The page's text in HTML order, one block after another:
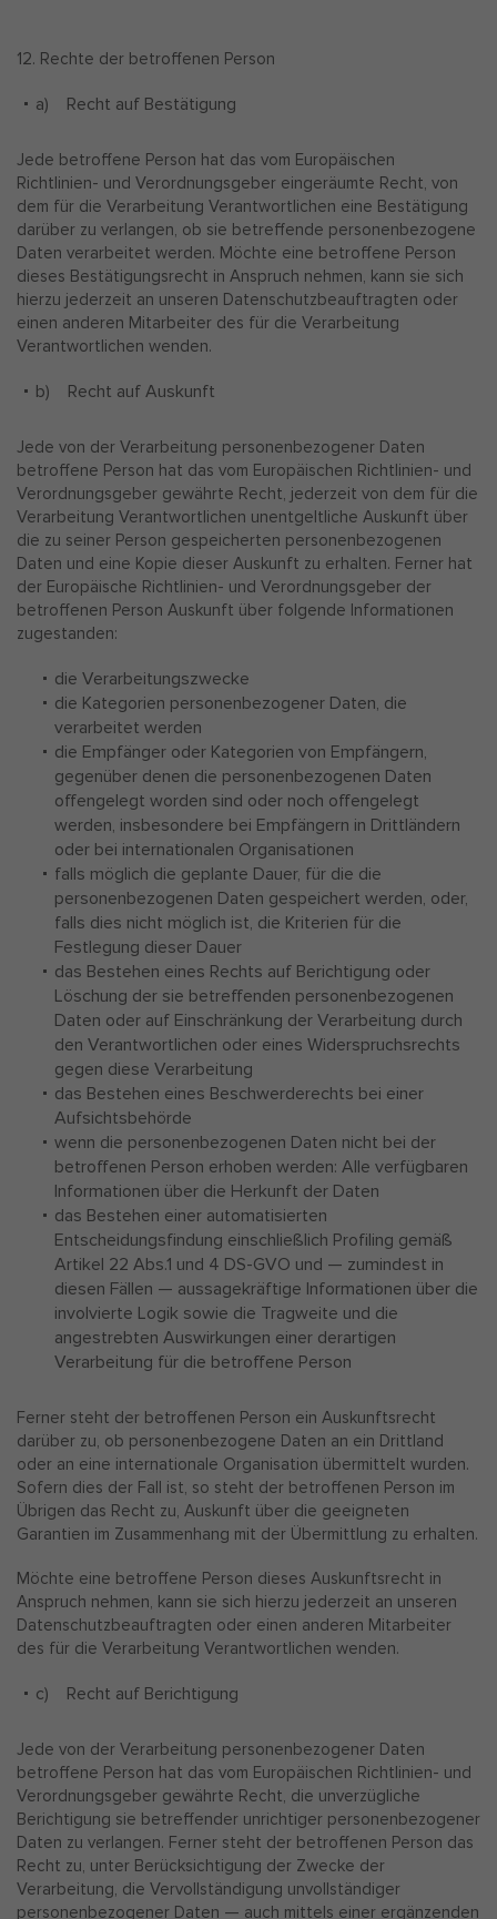
12. Rechte der betroffenen Person
a) Recht auf Bestätigung
Jede betroffene Person hat das vom Europäischen
Richtlinien- und Verordnungsgeber eingeräumte Recht, von
dem für die Verarbeitung Verantwortlichen eine Bestätigung
darüber zu verlangen, ob sie betreffende personenbezogene
Daten verarbeitet werden. Möchte eine betroffene Person
dieses Bestätigungsrecht in Anspruch nehmen, kann sie sich
hierzu jederzeit an unseren Datenschutzbeauftragten oder
einen anderen Mitarbeiter des für die Verarbeitung
Verantwortlichen wenden.
b) Recht auf Auskunft
Jede von der Verarbeitung personenbezogener Daten
betroffene Person hat das vom Europäischen Richtlinien- und
Verordnungsgeber gewährte Recht, jederzeit von dem für die
Verarbeitung Verantwortlichen unentgeltliche Auskunft über
die zu seiner Person gespeicherten personenbezogenen
Daten und eine Kopie dieser Auskunft zu erhalten. Ferner hat
der Europäische Richtlinien- und Verordnungsgeber der
betroffenen Person Auskunft über folgende Informationen
zugestanden:
die Verarbeitungszwecke
die Kategorien personenbezogener Daten, die
verarbeitet werden
die Empfänger oder Kategorien von Empfängern,
gegenüber denen die personenbezogenen Daten
offengelegt worden sind oder noch offengelegt
werden, insbesondere bei Empfängern in Drittländern
oder bei internationalen Organisationen
falls möglich die geplante Dauer, für die die
personenbezogenen Daten gespeichert werden, oder,
falls dies nicht möglich ist, die Kriterien für die
Festlegung dieser Dauer
das Bestehen eines Rechts auf Berichtigung oder
Löschung der sie betreffenden personenbezogenen
Daten oder auf Einschränkung der Verarbeitung durch
den Verantwortlichen oder eines Widerspruchsrechts
gegen diese Verarbeitung
das Bestehen eines Beschwerderechts bei einer
Aufsichtsbehörde
wenn die personenbezogenen Daten nicht bei der
betroffenen Person erhoben werden: Alle verfügbaren
Informationen über die Herkunft der Daten
das Bestehen einer automatisierten
Entscheidungsfindung einschließlich Profiling gemäß
Artikel 22 Abs.1 und 4 DS-GVO und — zumindest in
diesen Fällen — aussagekräftige Informationen über die
involvierte Logik sowie die Tragweite und die
angestrebten Auswirkungen einer derartigen
Verarbeitung für die betroffene Person
Ferner steht der betroffenen Person ein Auskunftsrecht
darüber zu, ob personenbezogene Daten an ein Drittland
oder an eine internationale Organisation übermittelt wurden.
Sofern dies der Fall ist, so steht der betroffenen Person im
Übrigen das Recht zu, Auskunft über die geeigneten
Garantien im Zusammenhang mit der Übermittlung zu erhalten.
Möchte eine betroffene Person dieses Auskunftsrecht in
Anspruch nehmen, kann sie sich hierzu jederzeit an unseren
Datenschutzbeauftragten oder einen anderen Mitarbeiter
des für die Verarbeitung Verantwortlichen wenden.
c) Recht auf Berichtigung
Jede von der Verarbeitung personenbezogener Daten
betroffene Person hat das vom Europäischen Richtlinien- und
Verordnungsgeber gewährte Recht, die unverzügliche
Berichtigung sie betreffender unrichtiger personenbezogener
Daten zu verlangen. Ferner steht der betroffenen Person das
Recht zu, unter Berücksichtigung der Zwecke der
Verarbeitung, die Vervollständigung unvollständiger
personenbezogener Daten — auch mittels einer ergänzenden